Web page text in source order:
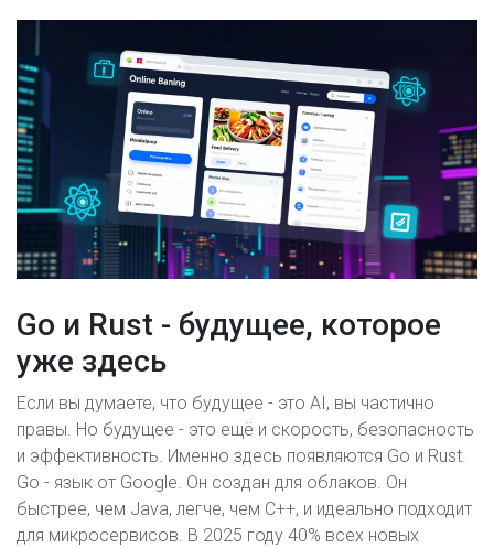
Go и Rust - будущее, которое
уже здесь
Если вы думаете, что будущее - это AI, вы частично
правы. Но будущее - это ещё и скорость, безопасность
и эффективность. Именно здесь появляются Go и Rust.
Go - язык от Google. Он создан для облаков. Он
быстрее, чем Java, легче, чем C++, и идеально подходит
для микросервисов. В 2025 году 40% всех новых